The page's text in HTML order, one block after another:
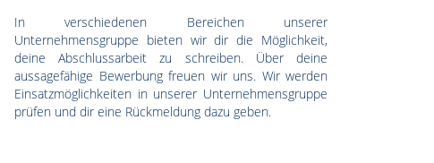
In verschiedenen Bereichen unserer
Unternehmensgruppe bieten wir dir die Möglichkeit,
deine Abschlussarbeit zu schreiben. Über deine
aussagefähige Bewerbung freuen wir uns. Wir werden
Einsatzmöglichkeiten in unserer Unternehmensgruppe
prüfen und dir eine Rückmeldung dazu geben.